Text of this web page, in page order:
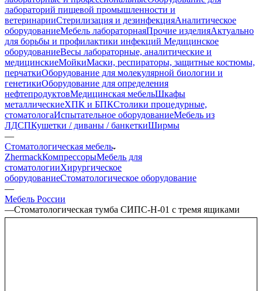
лабораторий пищевой промышленности и
ветеринарииСтерилизация и дезинфекцияАналитическое
оборудованиеМебель лабораторнаяПрочие изделияАктуально
для борьбы и профилактики инфекций Медицинское
оборудованиеВесы лабораторные, аналитические и
медицинскиеМойкиМаски, респираторы, защитные костюмы,
перчаткиОборудование для молекулярной биологии и
генетикиОборудование для определения
нефтепродуктовМедицинская мебельШкафы
металлическиеХПК и БПКСтолики процедурные,
стоматологаИспытательное оборудованиеМебель из
ЛДСПКушетки / диваны / банкеткиШирмы
—
Стоматологическая мебель
ZhermackКомпрессорыМебель для
стоматологииХирургическое
оборудованиеСтоматологическое оборудование
—
Мебель России
—Стоматологическая тумба СИПС-Н-01 с тремя ящиками